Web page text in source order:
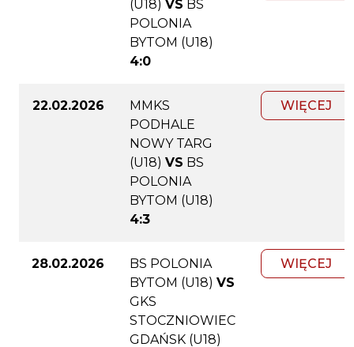
(U18) VS BS
POLONIA
BYTOM (U18)
4:0
22.02.2026
MMKS
PODHALE
NOWY TARG
(U18) VS BS
POLONIA
BYTOM (U18)
4:3
WIĘCEJ
28.02.2026
BS POLONIA
BYTOM (U18) VS
GKS
STOCZNIOWIEC
GDAŃSK (U18)
WIĘCEJ